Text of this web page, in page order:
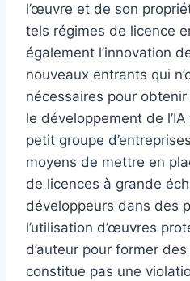
l’œuvre et de son
tels régimes de licence
également l’innovation
nouveaux entrants qui
nécessaires pour
le développement de
petit groupe
moyens de mettre en
de licences à grande
développeurs dans des
l’utilisation d’œuvres
d’auteur pour former
constitue pas une